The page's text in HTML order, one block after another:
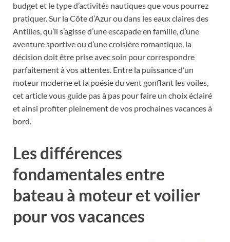
budget et le type d’activités nautiques que vous pourrez
pratiquer. Sur la Côte d’Azur ou dans les eaux claires des
Antilles, qu’il s’agisse d’une escapade en famille, d’une
aventure sportive ou d’une croisière romantique, la
décision doit être prise avec soin pour correspondre
parfaitement à vos attentes. Entre la puissance d’un
moteur moderne et la poésie du vent gonflant les voiles,
cet article vous guide pas à pas pour faire un choix éclairé
et ainsi profiter pleinement de vos prochaines vacances à
bord.
Les différences
fondamentales entre
bateau à moteur et voilier
pour vos vacances